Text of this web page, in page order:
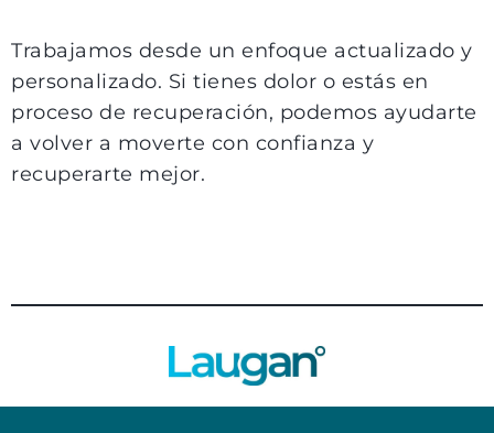
Trabajamos desde un enfoque actualizado y
personalizado. Si tienes dolor o estás en
proceso de recuperación, podemos ayudarte
a volver a moverte con confianza y
recuperarte mejor.